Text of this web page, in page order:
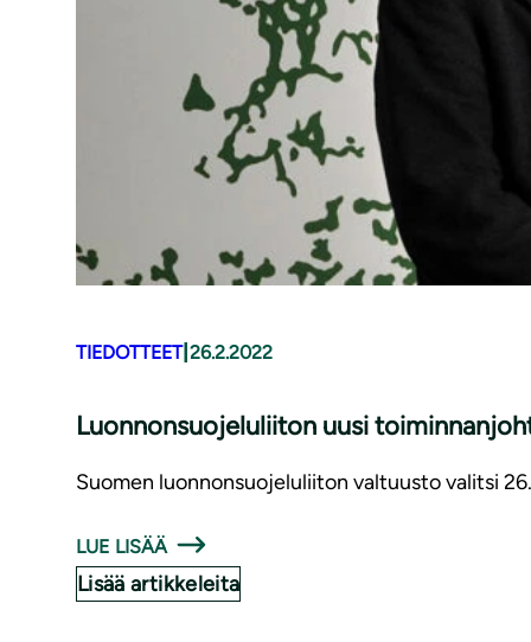
TIEDOTTEET| 26.2.2022
Luon­non­suo­je­lu­lii­ton uusi
Suomen luonnonsuojeluliiton valtuusto valitsi
LUE LISÄÄ
Lisää artikkeleita